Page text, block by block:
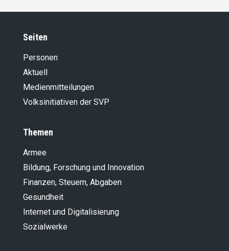
Seiten
Personen
Aktuell
Medienmitteilungen
Volksinitiativen der SVP
Themen
Armee
Bildung, Forschung und Innovation
Finanzen, Steuern, Abgaben
Gesundheit
Internet und Digitalisierung
Sozialwerke